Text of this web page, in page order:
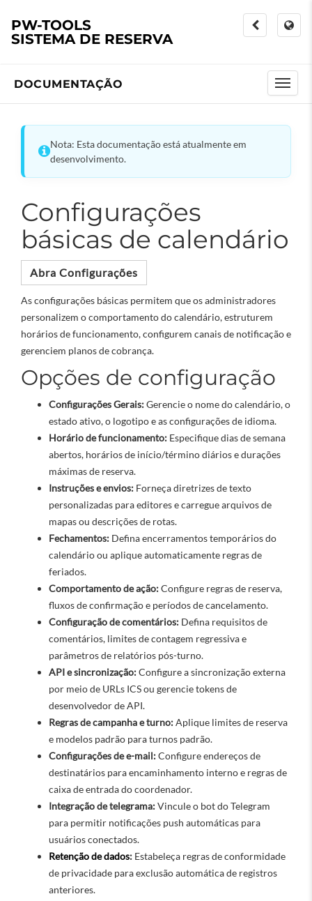
PW-TOOLS
SISTEMA DE RESERVA
DOCUMENTAÇÃO
Nota: Esta documentação está atualmente em
desenvolvimento.
Configurações
básicas de calendário
Abra Configurações
As configurações básicas permitem que os administradores
personalizem o comportamento do calendário, estruturem
horários de funcionamento, configurem canais de notificação e
gerenciem planos de cobrança.
Opções de configuração
Configurações Gerais:Gerencie o nome do calendário, o
estado ativo, o logotipo e as configurações de idioma.
Horário de funcionamento: Especifique dias de semana
abertos, horários de início/término diários e durações
máximas de reserva.
Instruções e envios: Forneça diretrizes de texto
personalizadas para editores e carregue arquivos de
mapas ou descrições de rotas.
Fechamentos: Defina encerramentos temporários do
calendário ou aplique automaticamente regras de
feriados.
Comportamento de ação:Configure regras de reserva,
fluxos de confirmação e períodos de cancelamento.
Configuração de comentários: Defina requisitos de
comentários, limites de contagem regressiva e
parâmetros de relatórios pós-turno.
API e sincronização:Configure a sincronização externa
por meio de URLs ICS ou gerencie tokens de
desenvolvedor de API.
Regras de campanha e turno:Aplique limites de reserva
e modelos padrão para turnos padrão.
Configurações de e-mail:Configure endereços de
destinatários para encaminhamento interno e regras de
caixa de entrada do coordenador.
Integração de telegrama:Vincule o bot do Telegram
para permitir notificações push automáticas para
usuários conectados.
Retenção de dados: Estabeleça regras de conformidade
de privacidade para exclusão automática de registros
anteriores.